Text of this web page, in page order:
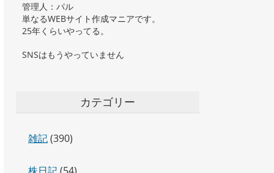
管理人：パル
単なるWEBサイト作成マニアです。
25年くらいやってる。
SNSはもうやっていません
カテゴリー
雑記(390)